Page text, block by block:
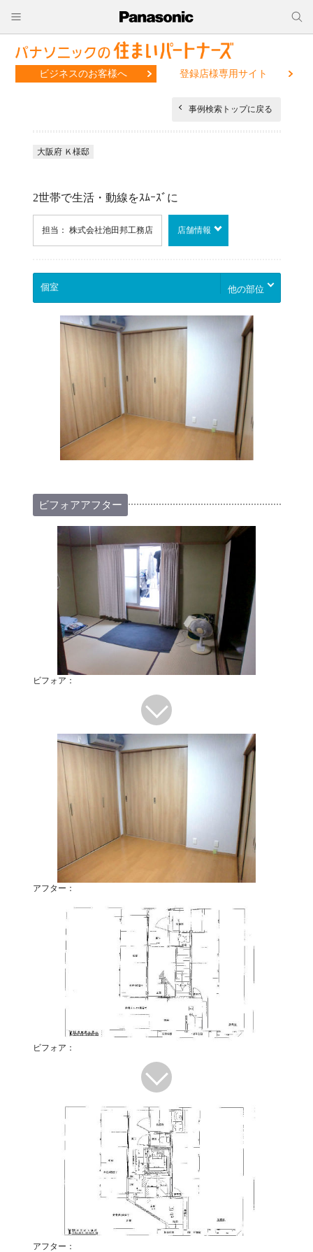
ビジネスのお客様へ 登録店様専用サイト
事例検索トップに戻る
大阪府 Ｋ様邸
2世帯で生活・動線をｽﾑｰｽﾞに
担当： 株式会社池田邦工務店 店舗情報
他の部位
ビフォアアフター
ビフォア：
アフター：
ビフォア：
アフター：